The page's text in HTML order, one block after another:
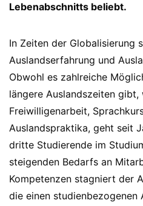
Lebenabschnitts beliebt.
In Zeiten der Globalisierung
Auslandserfahrung und
Obwohl es zahlreiche
längere Auslandszeiten gibt,
Freiwilligenarbeit,
Auslandspraktika, geht seit
dritte Studierende im
steigenden Bedarfs an
Kompetenzen stagniert der
die einen studienbezogenen